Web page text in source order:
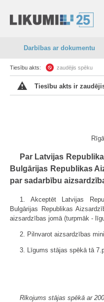
Darbības ar dokumentu
Tiesību akts: zaudējis spēku
Tiesību akts ir
Par Latvijas
Bulgārijas Republikas
par sadarbību
1. Akceptēt Latvijas
Bulgārijas Republikas
aizsardzības jomā (turpmāk -
2. Pilnvarot aizsardzības
3. Līgums stājas spēkā tā
Rīkojums stājas spēkā ar